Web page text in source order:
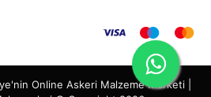
Online Askeri Malzeme Marketi |